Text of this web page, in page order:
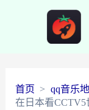
首页
qq音乐
在日本看